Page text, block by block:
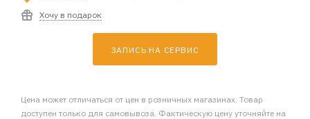
Хочу в подарок
ЗАПИСЬ НА СЕРВИС
Цена может отличаться от цен в розничных магазинах. Товар
доступен только для самовывоза. Фактическую цену уточняйте на